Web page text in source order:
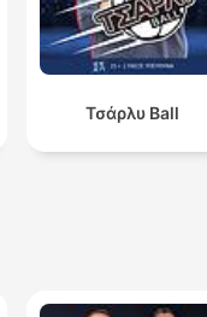
Τσάρλυ Ball